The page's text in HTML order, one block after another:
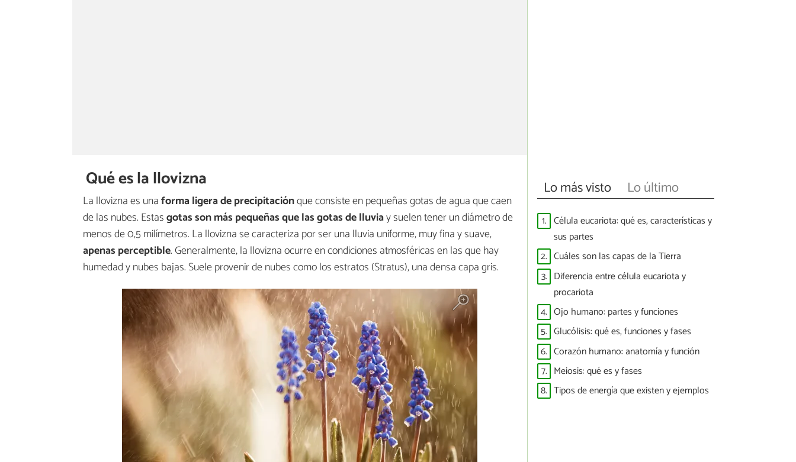
Qué es la llovizna
La llovizna es unaforma ligera de precipitaciónque consiste en pequeñas gotas de agua que caen
de las nubes. Estasgotas son más pequeñas que las gotas de lluviay suelen tener un diámetro de
menos de 0,5 milímetros. La llovizna se caracteriza por ser una lluvia uniforme, muy fina y suave,
apenas perceptible. Generalmente, la llovizna ocurre en condiciones atmosféricas en las que hay
humedad y nubes bajas. Suele provenir de nubes como los estratos (Stratus), una densa capa gris.
Lo más visto Lo último
1. Célula eucariota: qué es, características y
sus partes
2. Cuáles son las capas de la Tierra
3. Diferencia entre célula eucariota y
procariota
4. Ojo humano: partes y funciones
5. Glucólisis: qué es, funciones y fases
6. Corazón humano: anatomía y función
7. Meiosis: qué es y fases
8. Tipos de energía que existen y ejemplos